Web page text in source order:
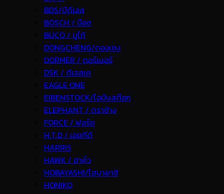
BDS/บีดีเอส
BOSCH / บ๊อช
BUCO / บูโก้
DONGCHENG/ดองเชง
DORMER / ดอร์เมอร์
DSK / ดีเอสเค
EAGLE ONE
EIBENSTOCK/ไอบีนสต๊อก
ELEPHANT / ตราช้าง
FORCE / ฟอร์ช
H.T.D / เอชทีดี
HARRIS
HAWK / ฮาค์ว
HOBAYASHI/โฮบายาชิ
HONIKO